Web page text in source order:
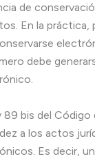
de
En la práctica,
debe
bis del Código
a los actos
Es decir,